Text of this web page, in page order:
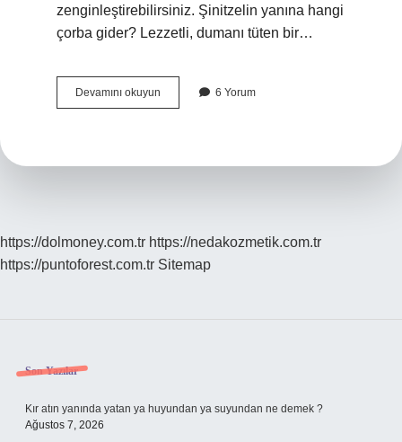
zenginleştirebilirsiniz. Şinitzelin yanına hangi
çorba gider? Lezzetli, dumanı tüten bir…
Devamını okuyun
Şinitzel
6 Yorum
https://dolmoney.com.tr https://nedakozmetik.com.tr
https://puntoforest.com.tr Sitemap
Sidebar
Son Yazılar
Kır atın yanında yatan ya huyundan ya suyundan ne demek ?
Ağustos 7, 2026